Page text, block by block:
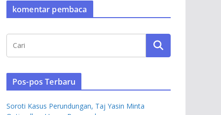
komentar pembaca
Pos-pos Terbaru
Soroti Kasus Perundungan, Taj Yasin Minta